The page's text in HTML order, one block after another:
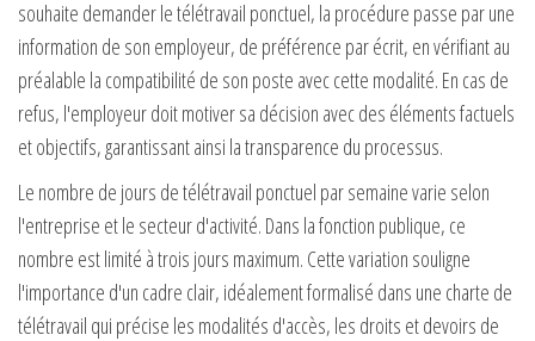
souhaite demander le télétravail ponctuel, la procédure passe par une
information de son employeur, de préférence par écrit, en vérifiant au
préalable la compatibilité de son poste avec cette modalité. En cas de
refus, l'employeur doit motiver sa décision avec des éléments factuels
et objectifs, garantissant ainsi la transparence du processus.
Le nombre de jours de télétravail ponctuel par semaine varie selon
l'entreprise et le secteur d'activité. Dans la fonction publique, ce
nombre est limité à trois jours maximum. Cette variation souligne
l'importance d'un cadre clair, idéalement formalisé dans une charte de
télétravail qui précise les modalités d'accès, les droits et devoirs de